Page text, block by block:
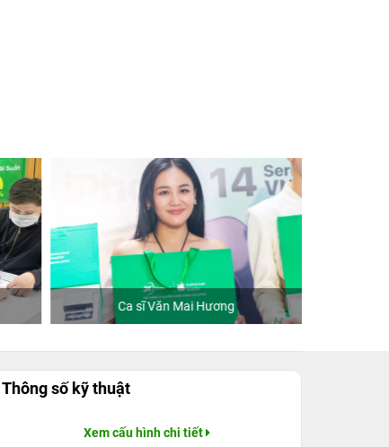
Ca sĩ Văn Mai Hương
Thông số kỹ thuật
Xem cấu hình chi tiết